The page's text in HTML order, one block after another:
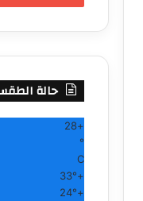
حالة
+
28
°
C
+
33°
+
24°